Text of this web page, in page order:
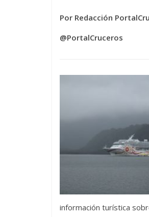
Por Redacción
@PortalCruceros
información turística